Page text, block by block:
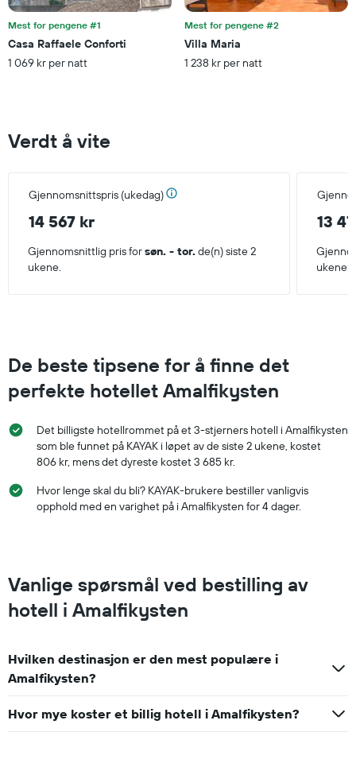
Mest for pengene #1
Casa Raffaele Conforti
1 069 kr per natt
Mest for pengene #2
Villa Maria
1 238 kr per natt
Verdt å vite
Gjennomsnittspris (ukedag)
14 567 kr 13
Gjennomsnittlig pris forsøn. - tor.de(n) siste 2
ukene.
ukene.
De beste tipsene for å finne det
perfekte hotellet Amalfikysten
Det billigste hotellrommet på et 3-stjerners hotell i Amalfikysten
som ble funnet på KAYAK i løpet av de siste 2 ukene, kostet
806 kr, mens det dyreste kostet 3 685 kr.
Hvor lenge skal du bli? KAYAK-brukere bestiller vanligvis
opphold med en varighet på i Amalfikysten for 4 dager.
Vanlige spørsmål ved bestilling av
hotell i Amalfikysten
Hvilken destinasjon er den mest populære i
Amalfikysten?
Hvor mye koster et billig hotell i Amalfikysten?